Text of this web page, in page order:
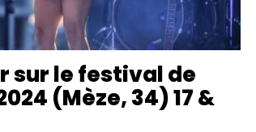
sur le festival de
(Mèze, 34) 17 &